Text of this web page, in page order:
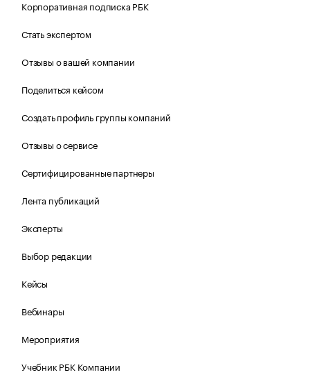
Корпоративная подписка РБК
Стать экспертом
Отзывы о вашей компании
Поделиться кейсом
Создать профиль группы компаний
Отзывы о сервисе
Сертифицированные партнеры
Лента публикаций
Эксперты
Выбор редакции
Кейсы
Вебинары
Мероприятия
Учебник РБК Компании